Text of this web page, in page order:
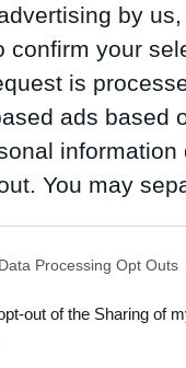
by
confirm your
is
ads based
You may
Participants
Processing Opt Outs
out of the Sharing of
de